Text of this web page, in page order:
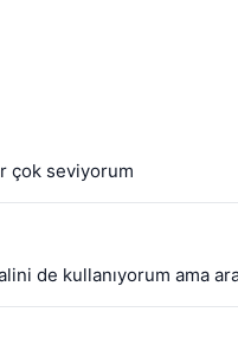
çok seviyorum
de kullanıyorum ama